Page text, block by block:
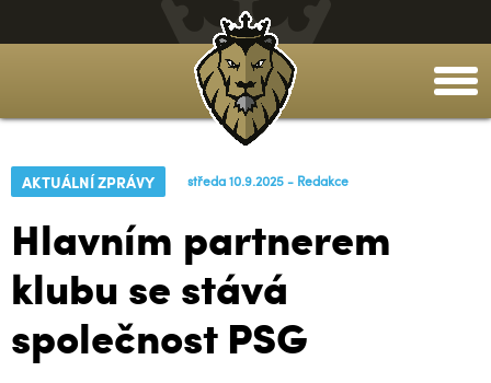
AKTUÁLNÍ ZPRÁVY středa 10.9.2025 - Redakce
Hlavním partnerem
klubu se stává
společnost PSG